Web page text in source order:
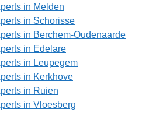
in Melden
in Schorisse
in Berchem-Oudenaarde
in Edelare
in Leupegem
in Kerkhove
in Ruien
in Vloesberg